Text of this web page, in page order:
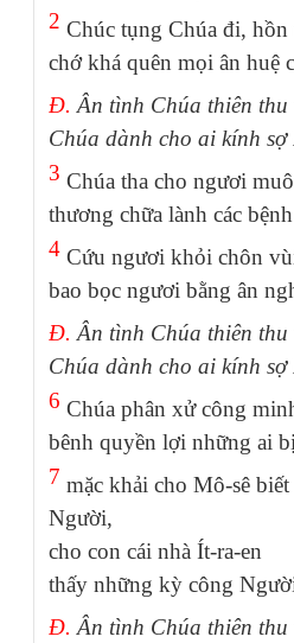
2 Chúc tụng Chúa đi,
chớ khá quên mọi ân huệ
Đ. Ân tình Chúa thiên thu
Chúa dành cho ai kính sợ
3 Chúa tha cho ngươi
thương chữa lành các
4 Cứu ngươi khỏi chôn
bao bọc ngươi bằng ân
Đ. Ân tình Chúa thiên thu
Chúa dành cho ai kính sợ
6 Chúa phân xử công
bênh quyền lợi những ai
7 mặc khải cho Mô-sê
Người,
cho con cái nhà Ít-ra-en
thấy những kỳ công
Đ. Ân tình Chúa thiên thu